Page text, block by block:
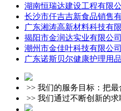
湖南恒瑞达建设工程有限
长沙市仟吉吉新食品销售
广东湘涛高新材料科技有
揭阳市金润达实业有限公
潮州市金佳叶科技有限公
广东诺斯贝尔健康护理用
>> 我们的服务目标：把最
>> 我们通过不断创新的